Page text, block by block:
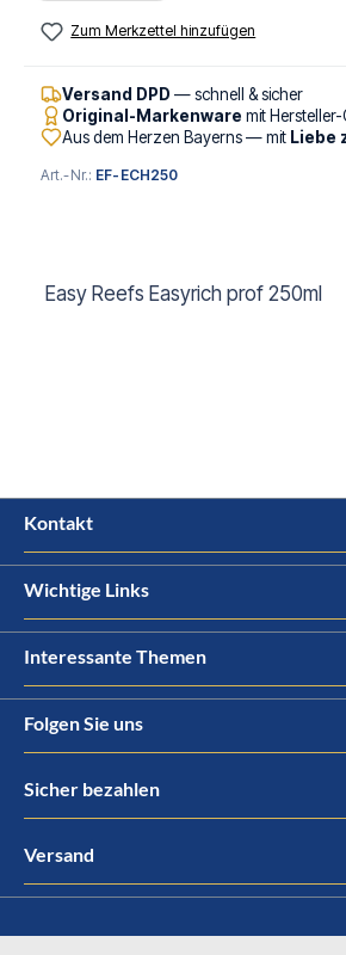
Zum Merkzettel hinzufügen
Versand DPD — schnell & sicher
Original-Markenware mit
Aus dem Herzen Bayerns — mit Liebe
Art.-Nr.: EF-ECH250
Easy Reefs Easyrich prof 250ml
Kontakt
Wichtige Links
Interessante Themen
Folgen Sie uns
Sicher bezahlen
Versand